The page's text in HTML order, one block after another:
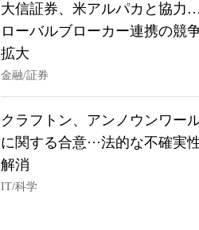
大信証券、米アルパカと協力
ローバルブローカー連携の競
拡大
金融/証券
クラフトン、アンノウンワー
に関する合意···法的な不確実
解消
IT/科学